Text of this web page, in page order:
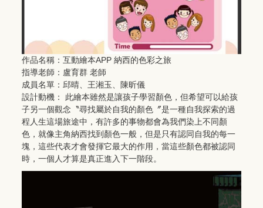
作品名稱：互動繪本APP 納西的色彩之旅
指導老師：盧育群 老師
成員名單：邱晴、王湘玉、陳昕儀
設計動機： 此繪本雖然是讓孩子學習顏色，但希望可以給孩
子另一個觀念〝尋找屬於自我的顏色〞是一種自我探索的過
程人生這場旅途中，有許多的事物都會為我們染上不同顏
色，就像主角納西找到顏色一般，但是只有認同自我的每一
塊，這些代表才會發揮它最大的作用，當這些顏色都被認同
時，一個人才算是真正進入下一階段。